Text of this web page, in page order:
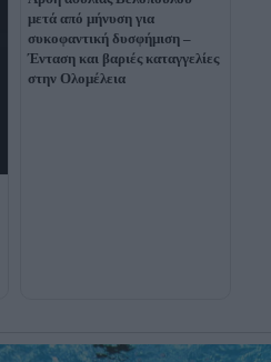
μετά από μήνυση για
συκοφαντική δυσφήμιση –
Ένταση και βαριές καταγγελίες
στην Ολομέλεια